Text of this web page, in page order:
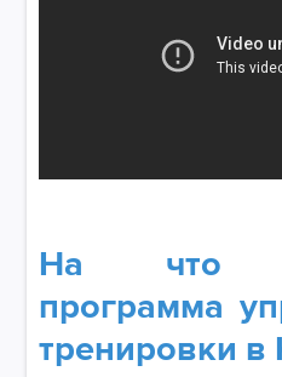
На что
программа
тренировки в